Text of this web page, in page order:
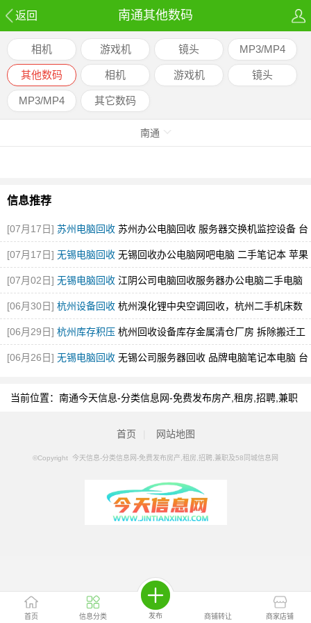
返回 南通其他数码
首页 信息分类 发布 商铺转让 商家店铺
相机 游戏机 镜头 MP3/MP4
其他数码 相机 游戏机 镜头
MP3/MP4 其它数码
南通
信息推荐
[07月17日] 苏州电脑回收 苏州办公电脑回收 服务器交换机监控设备 台
式电脑苹果电脑笔记
[07月17日] 无锡电脑回收 无锡回收办公电脑网吧电脑 二手笔记本 苹果
电脑[图]
[07月02日] 无锡电脑回收 江阴公司电脑回收服务器办公电脑二手电脑
led拼接屏[图]
[06月30日] 杭州设备回收 杭州溴化锂中央空调回收，杭州二手机床数
控设备回收[图]
[06月29日] 杭州库存积压 杭州回收设备库存金属清仓厂房 拆除搬迁工
厂设备回收[图]
[06月26日] 无锡电脑回收 无锡公司服务器回收 品牌电脑笔记本电脑 台
当前位置： 南通今天信息-分类信息网-免费发布房产,租房,招聘,兼职
首页 网站地图
©Copyright 今天信息-分类信息网-免费发布房产,租房,招聘,兼职及58同城信息网